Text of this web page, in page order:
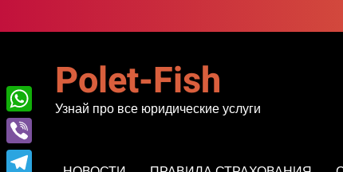
к
Polet-Fish
Узнай про все юридические услуги
WhatsApp
Viber